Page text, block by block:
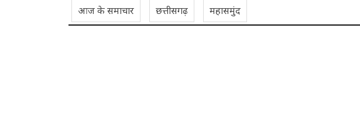
आज के समाचार छत्तीसगढ़ महासमुंद